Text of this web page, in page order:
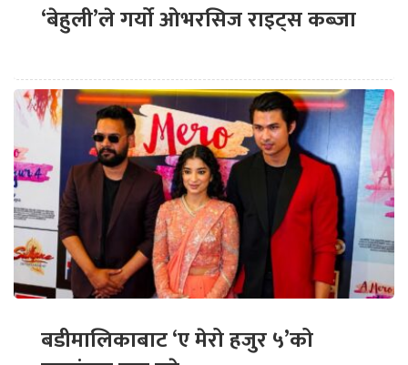
‘बेहुली’ले गर्यो ओभरसिज राइट्स कब्जा
बडीमालिकाबाट ‘ए मेरो हजुर ५’को